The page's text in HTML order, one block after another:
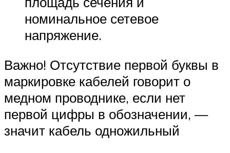
номинальное сетевое
напряжение.
Важно! Отсутствие первой буквы в
маркировке кабелей говорит о
медном проводнике, если нет
первой цифры в обозначении, —
значит кабель одножильный